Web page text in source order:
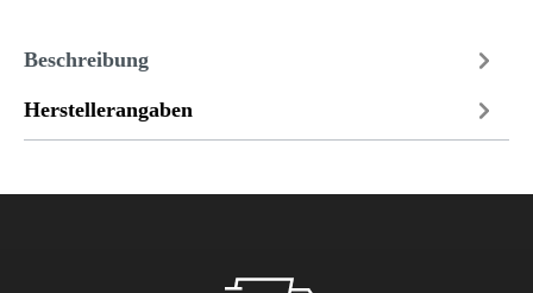
Beschreibung
Herstellerangaben